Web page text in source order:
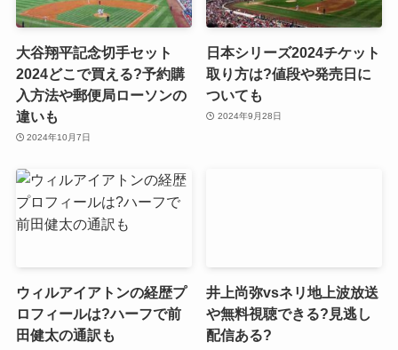
大谷翔平記念切手セット
2024どこで買える?予約購
入方法や郵便局ローソンの
違いも
2024年10月7日
日本シリーズ2024チケット
取り方は?値段や発売日に
ついても
2024年9月28日
ウィルアイアトンの経歴プ
ロフィールは?ハーフで前
田健太の通訳も
井上尚弥vsネリ地上波放送
や無料視聴できる?見逃し
配信ある?